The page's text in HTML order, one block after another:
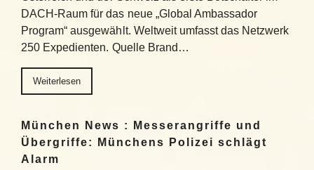
DACH-Raum für das neue „Global Ambassador
Program“ ausgewählt. Weltweit umfasst das Netzwerk
250 Expedienten. Quelle Brand…
Weiterlesen
München News : Messerangriffe und
Übergriffe: Münchens Polizei schlägt
Alarm